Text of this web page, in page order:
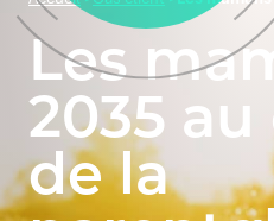
Les
2035
de la